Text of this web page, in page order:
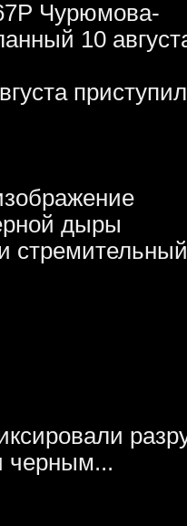
черным...